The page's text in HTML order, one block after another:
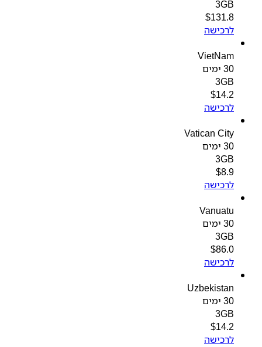
3GB
$131.8
לרכישה
VietNam
3GB
$14.2
לרכישה
Vatican City
3GB
$
לרכישה
Vanuatu
3GB
$86.0
לרכישה
Uzbekistan
3GB
$14.2
לרכישה